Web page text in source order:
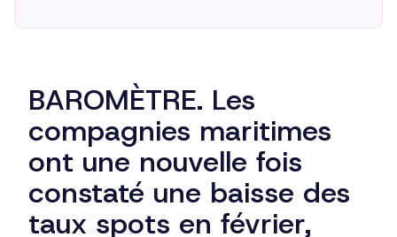
BAROMÈTRE. Les
compagnies maritimes
ont une nouvelle fois
constaté une baisse des
taux spots en février,